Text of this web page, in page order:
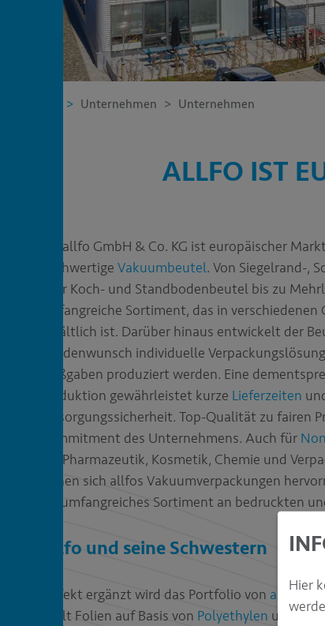
Unternehmen Unternehmen
ALLFO IST
Die allfo GmbH & Co. KG ist europäischer
hochwertige Vakuumbeutel. Von Siegelrand-,
über Koch- und Standbodenbeutel bis zu
umfangreiche Sortiment, das in
erhältlich ist. Darüber hinaus entwickelt der
Kundenwunsch individuelle
Maßgaben produziert werden. Eine
Produktion gewährleistet kurze Lieferzeiten
Versorgungssicherheit. Top-Qualität zu fairen
Commitment des Unternehmens. Auch für
der Pharmazeutik, Kosmetik, Chemie und
eignen sich allfos Vakuumverpackungen
ein umfangreiches Sortiment an bedruckten
Allfo und seine Schwestern
Perfekt ergänzt wird das Portfolio von allvac.
stellt Folien auf Basis von Polyethylen und
Hier